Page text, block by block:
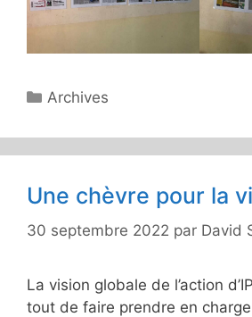
Catégories
Archives
Une chèvre pour la
30 septembre 2022 par David
La vision globale de l’action
tout de faire prendre en